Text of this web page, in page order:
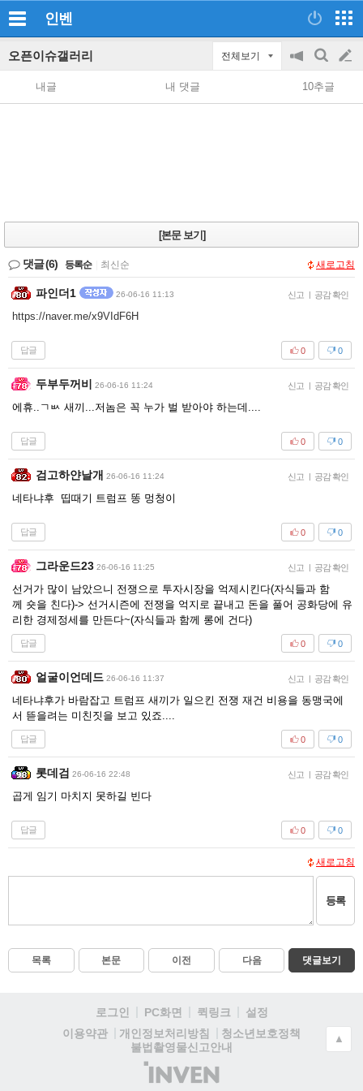
인벤
오픈이슈갤러리 전체보기
공
지
on/off
검
색
글
쓰
내글 내 댓글 10추글
[본문 보기]
댓글(6) 등록순 최신순 새로고침
파인더1 26-06-16 11:13 신고 | 공감 확인
https://naver.me/x9VIdF6H
답글 0
0
두부두꺼비 26-06-16 11:24 신고 | 공감 확인
에휴..ㄱㅄ 새끼...저놈은 꼭 누가 벌 받아야 하는데....
답글 0
0
검고하얀날개 26-06-16 11:24 신고 | 공감 확인
네타냐후 띱때기 트럼프 똥 멍청이
답글 0
0
그라운드23 26-06-16 11:25 신고 | 공감 확인
선거가 많이 남았으니 전쟁으로 투자시장을 억제시킨다(자식들과 함
께 숏을 친다)-> 선거시즌에 전쟁을 억지로 끝내고 돈을 풀어 공화당에 유
리한 경제정세를 만든다~(자식들과 함께 롱에 건다)
답글 0
0
얼굴이언데드 26-06-16 11:37 신고 | 공감 확인
네타냐후가 바람잡고 트럼프 새끼가 일으킨 전쟁 재건 비용을 동맹국에
서 뜯을려는 미친짓을 보고 있죠....
답글 0
0
롯데검 26-06-16 22:48 신고 | 공감 확인
곱게 임기 마치지 못하길 빈다
답글 0
0
새로고침
등록
목록 본문 이전 다음 댓글보기
로그인 PC화면 퀵링크
설정
이용약관
개인정보처리방침
청소년보호정책
불법촬영물신고안내
(주)
인
▲